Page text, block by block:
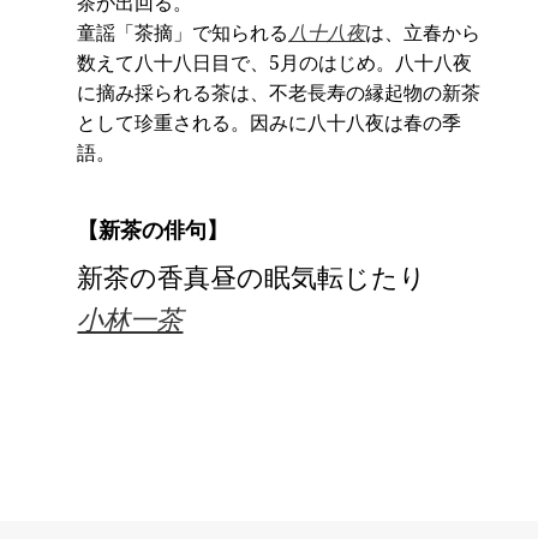
童謡「茶摘」で知られる八十八夜は、立春から
数えて八十八日目で、5月のはじめ。八十八夜
に摘み採られる茶は、不老長寿の縁起物の新茶
として珍重される。因みに八十八夜は春の季
語。
【新茶の俳句】
新茶の香真昼の眠気転じたり
小林一茶